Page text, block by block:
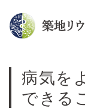
to
content
病気を
できる